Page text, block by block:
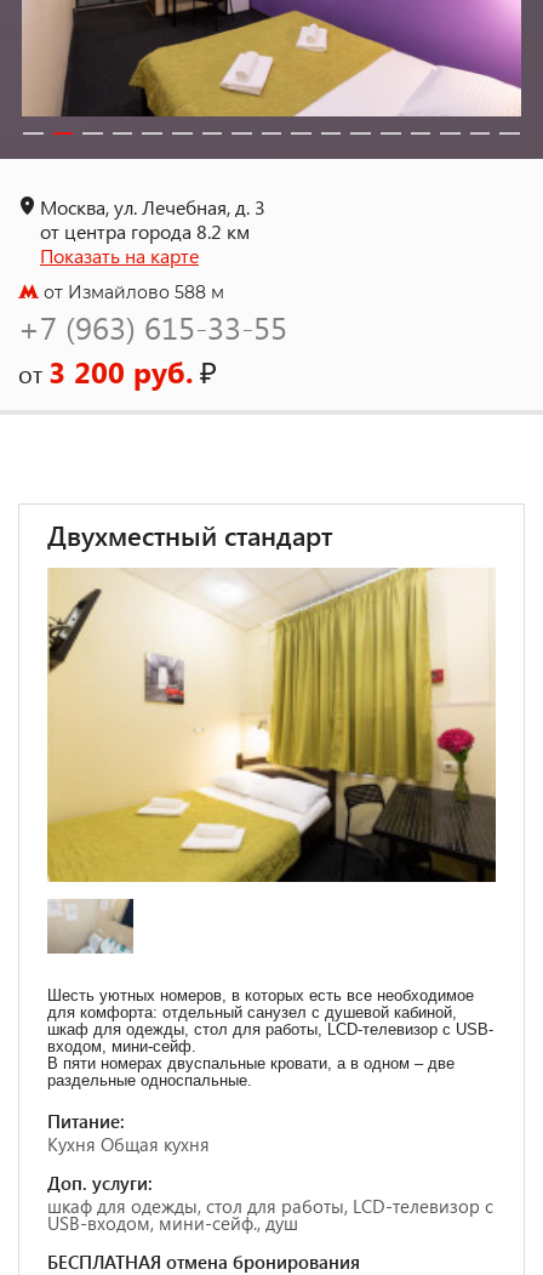
Москва, ул. Лечебная, д. 3
от центра города 8.2 км
Показать на карте
от Измайлово 588 м
+7 (963) 615-33-55
от 3 200 руб.₽
Двухместный стандарт
Шесть уютных номеров, в которых есть все необходимое
для комфорта: отдельный санузел с душевой кабиной,
шкаф для одежды, стол для работы, LCD-телевизор с USB-
входом, мини-сейф.
В пяти номерах двуспальные кровати, а в одном – две
раздельные односпальные.
Питание:
Кухня Общая кухня
Доп. услуги:
шкаф для одежды, стол для работы, LCD-телевизор с
USB-входом, мини-сейф., душ
БЕСПЛАТНАЯ отмена бронирования